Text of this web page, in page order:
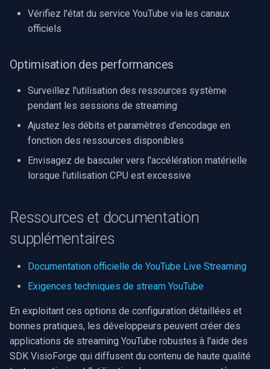
Vérifiez l'état du service YouTube via les canaux
officiels
Optimisation des performances
Surveillez l'utilisation des ressources système
pendant les sessions de streaming
Ajustez les débits et paramètres d'encodage en
fonction des ressources disponibles
Envisagez de basculer vers l'accélération matérielle
lorsque l'utilisation CPU est excessive
Ressources et documentation
supplémentaires
Documentation officielle de YouTube Live Streaming
Exigences techniques de stream YouTube
En exploitant ces options de configuration détaillées et
bonnes pratiques, les développeurs peuvent créer des
applications de streaming YouTube robustes à l'aide des
SDK VisioForge qui diffusent du contenu de haute qualité